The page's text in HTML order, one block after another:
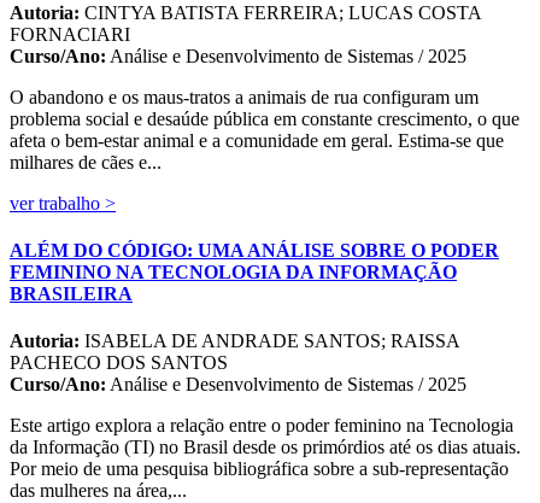
Autoria: CINTYA BATISTA FERREIRA; LUCAS COSTA
FORNACIARI
Curso/Ano: Análise e Desenvolvimento de Sistemas / 2025
O abandono e os maus-tratos a animais de rua configuram um
problema social e desaúde pública em constante crescimento, o que
afeta o bem-estar animal e a comunidade em geral. Estima-se que
milhares de cães e...
ver trabalho >
ALÉM DO CÓDIGO: UMA ANÁLISE SOBRE O PODER
FEMININO NA TECNOLOGIA DA INFORMAÇÃO
BRASILEIRA
Autoria: ISABELA DE ANDRADE SANTOS; RAISSA
PACHECO DOS SANTOS
Curso/Ano: Análise e Desenvolvimento de Sistemas / 2025
Este artigo explora a relação entre o poder feminino na Tecnologia
da Informação (TI) no Brasil desde os primórdios até os dias atuais.
Por meio de uma pesquisa bibliográfica sobre a sub-representação
das mulheres na área,...